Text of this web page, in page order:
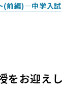
(前編)―中学入試
をお迎えし